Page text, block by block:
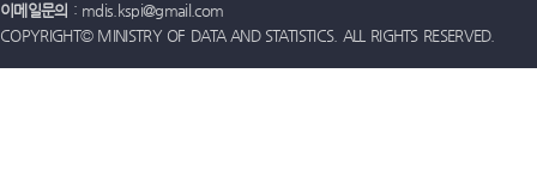
이메일문의 : mdis.kspi@gmail.com
COPYRIGHT© MINISTRY OF DATA AND STATISTICS. ALL RIGHTS RESERVED.